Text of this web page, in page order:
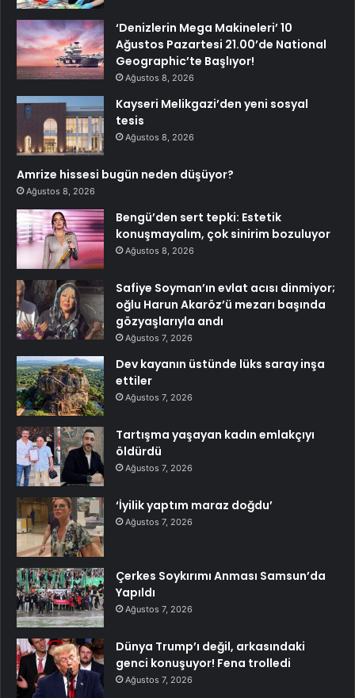
‘Denizlerin Mega Makineleri’ 10
Ağustos Pazartesi 21.00’de National
Geographic’te Başlıyor!
Ağustos 8, 2026
Kayseri Melikgazi’den yeni sosyal
tesis
Ağustos 8, 2026
Amrize hissesi bugün neden düşüyor?
Ağustos 8, 2026
Bengü’den sert tepki: Estetik
konuşmayalım, çok sinirim bozuluyor
Ağustos 8, 2026
Safiye Soyman’ın evlat acısı dinmiyor;
oğlu Harun Akaröz’ü mezarı başında
gözyaşlarıyla andı
Ağustos 7, 2026
Dev kayanın üstünde lüks saray inşa
ettiler
Ağustos 7, 2026
Tartışma yaşayan kadın emlakçıyı
öldürdü
Ağustos 7, 2026
‘İyilik yaptım maraz doğdu’
Ağustos 7, 2026
Çerkes Soykırımı Anması Samsun’da
Yapıldı
Ağustos 7, 2026
Dünya Trump’ı değil, arkasındaki
genci konuşuyor! Fena trolledi
Ağustos 7, 2026